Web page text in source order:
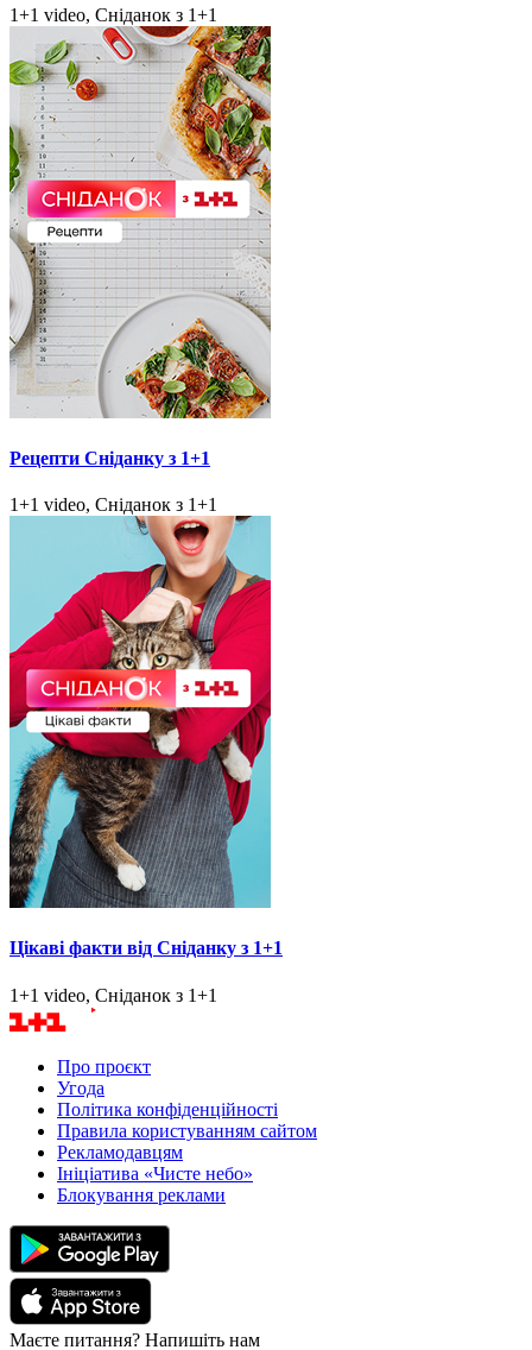
1+1 video, Сніданок з 1+1
Рецепти Сніданку з 1+1
1+1 video, Сніданок з 1+1
Цікаві факти від Сніданку з 1+1
1+1 video, Сніданок з 1+1
Про проєкт
Угода
Політика конфіденційності
Правила користуванням сайтом
Рекламодавцям
Ініціатива «Чисте небо»
Блокування реклами
Маєте питання? Напишіть нам